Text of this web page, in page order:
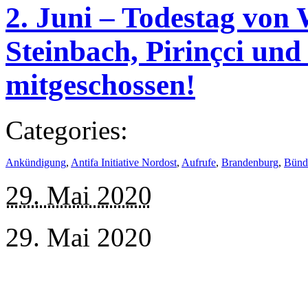
2. Juni – Todestag
Steinbach, Pirinçci
mitgeschossen!
Categories:
Ankündigung, Antifa Initiative Nordost, Aufrufe, Brandenburg,
29. Mai 2020
29. Mai 2020